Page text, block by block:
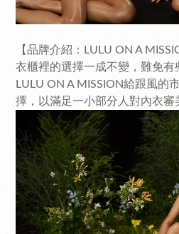
【品牌介紹：LULU ON A
衣櫃裡的選擇一成不變，難免有
LULU ON A MISSION給跟風的
擇，以滿足一小部分人對內衣審